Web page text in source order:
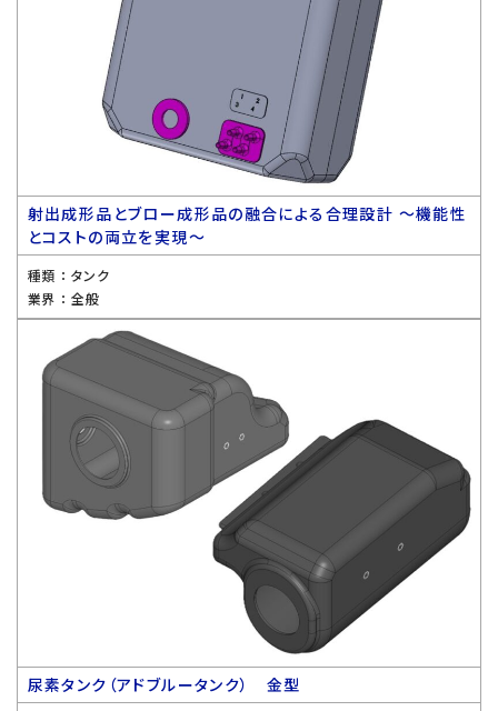
射出成形品とブロー成形品の融合による合理設計 〜機能性
とコストの両立を実現〜
種類 ： タンク
業界 ： 全般
尿素タンク（アドブルータンク） 金型